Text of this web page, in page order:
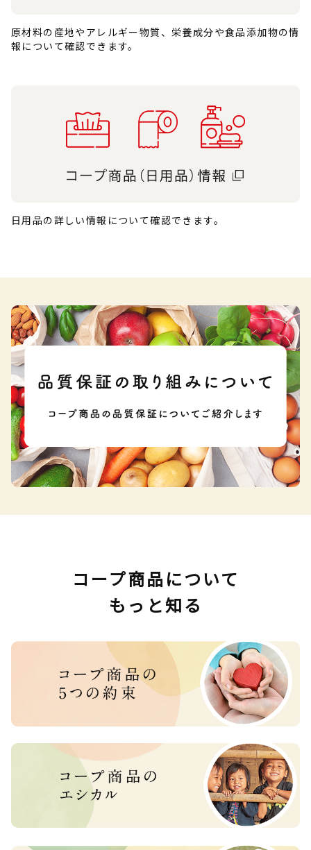
原材料の産地やアレルギー物質、栄養成分や食品添加物の情
報について確認できます。
日用品の詳しい情報について確認できます。
コープ商品について
もっと知る